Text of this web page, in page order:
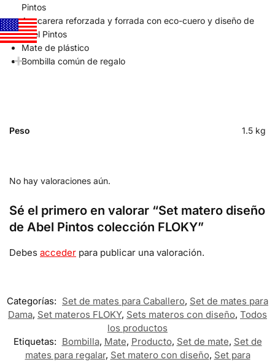
Pintos
Azucarera reforzada y forrada con eco-cuero y diseño de
Abel Pintos
Mate de plástico
Bombilla común de regalo
Peso 1.5 kg
No hay valoraciones aún.
Sé el primero en valorar “Set matero diseño
de Abel Pintos colección FLOKY”
Debes acceder para publicar una valoración.
Categorías: Set de mates para Caballero, Set de mates para
Dama, Set materos FLOKY, Sets materos con diseño, Todos
los productos
Etiquetas: Bombilla, Mate, Producto, Set de mate, Set de
mates para regalar, Set matero con diseño, Set para